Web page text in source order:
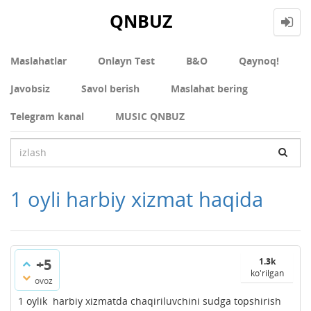
QNBUZ
Maslahatlar Onlayn Test В&О Qaynoq!
Javobsiz Savol berish Maslahat bering
Telegram kanal MUSIC QNBUZ
1 oyli harbiy xizmat haqida
+5
ovoz
1.3k
ko'rilgan
1 oylik harbiy xizmatda chaqiriluvchini sudga topshirish